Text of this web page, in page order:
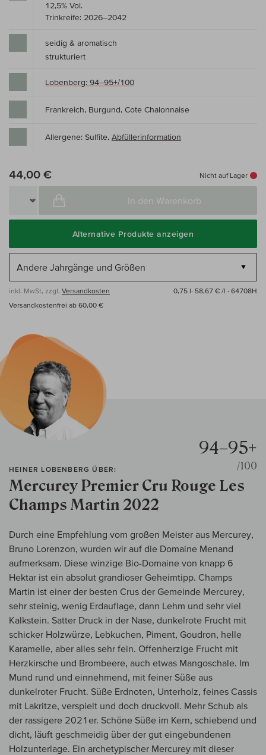
12,5% Vol.
Trinkreife: 2026–2042
seidig & aromatisch
strukturiert
Lobenberg: 94–95+/100
Frankreich, Burgund, Cote Chalonnaise
Allergene: Sulfite, Abfüllerinformation
44,00 € Nicht auf Lager
In den Warenkorb
Alternative Produkte anzeigen
inkl. MwSt, zzgl. Versandkosten 0,75 l· 58,67 € /l · 64708H
Versandkostenfrei ab 60,00 €
HEINER LOBENBERG ÜBER:
Mercurey Premier Cru Rouge Les
Champs Martin 2022
94–95+
/100
Durch eine Empfehlung vom großen Meister aus Mercurey,
Bruno Lorenzon, wurden wir auf die Domaine Menand
aufmerksam. Diese winzige Bio-Domaine von knapp 6
Hektar ist ein absolut grandioser Geheimtipp. Champs
Martin ist einer der besten Crus der Gemeinde Mercurey,
sehr steinig, wenig Erdauflage, dann Lehm und sehr viel
Kalkstein. Satter Druck in der Nase, dunkelrote Frucht mit
schicker Holzwürze, Lebkuchen, Piment, Goudron, helle
Karamelle, aber alles sehr fein. Offenherzige Frucht mit
Herzkirsche und Brombeere, auch etwas Mangoschale. Im
Mund rund und einnehmend, mit feiner Süße aus
dunkelroter Frucht. Süße Erdnoten, Unterholz, feines Cassis
mit Lakritze, verspielt und doch druckvoll. Mehr Schub als
der rassigere 2021er. Schöne Süße im Kern, schiebend und
dicht, läuft geschmeidig über der gut eingebundenen
Holzunterlage. Ein archetypischer Mercurey mit dieser